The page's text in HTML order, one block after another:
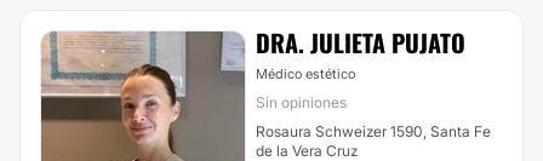
DRA. JULIETA PUJATO
Médico estético
Sin opiniones
Rosaura Schweizer 1590, Santa Fe
de la Vera Cruz